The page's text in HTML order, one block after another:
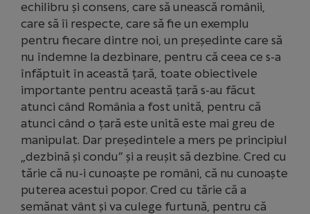
echilibru și consens, care să unească românii,
care să îi respecte, care să fie un exemplu
pentru fiecare dintre noi, un președinte care să
nu îndemne la dezbinare, pentru că ceea ce s-a
înfăptuit în această țară, toate obiectivele
importante pentru această țară s-au făcut
atunci când România a fost unită, pentru că
atunci când o țară este unită este mai greu de
manipulat. Dar președintele a mers pe principiul
„dezbină și condu” și a reușit să dezbine. Cred cu
tărie că nu-i cunoaște pe români, că nu cunoaște
puterea acestui popor. Cred cu tărie că a
semănat vânt și va culege furtună, pentru că